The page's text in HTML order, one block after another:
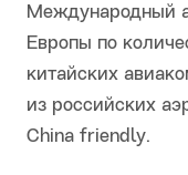
Международный
Европы по
китайских
из российских
China friendly.